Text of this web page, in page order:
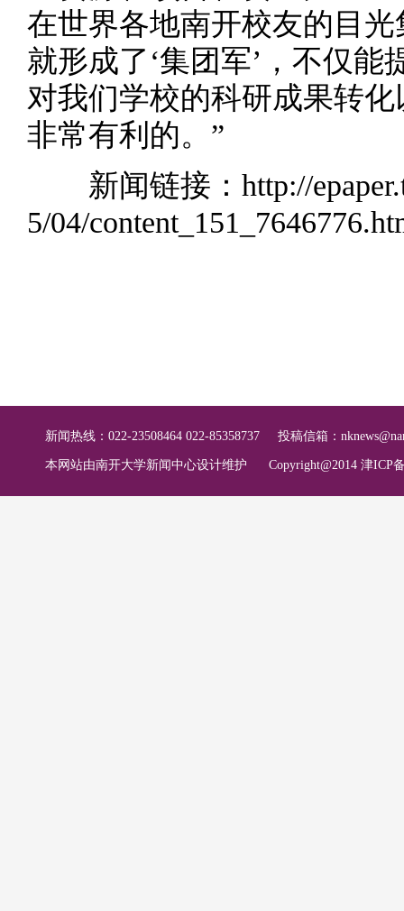
在世界各地南开校友的目
就形成了‘集团军’，不仅
对我们学校的科研成果转
非常有利的。”
新闻链接： http://
5/04/
新闻热线：022-23508464 022-85358737 投稿信箱：
本网站由南开大学新闻中心设计维护 Copyright@2014 津ICP